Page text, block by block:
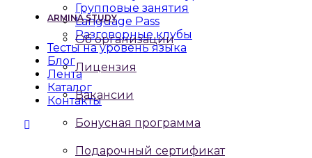
Групповые занятия
Language Pass
Разговорные клубы
Тесты на уровень языка
Блог
Лента
Каталог
Контакты
ARMINA STUDY
Об организации
Лицензия
Вакансии
Бонусная программа
Подарочный сертификат